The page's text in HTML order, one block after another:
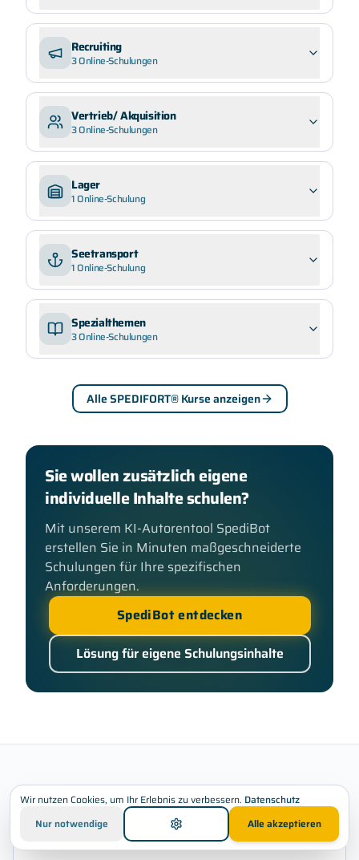
Recruiting
3Online-Schulungen
Vertrieb/ Akquisition
3Online-Schulungen
Lager
1Online-Schulung
Seetransport
1Online-Schulung
Spezialthemen
3Online-Schulungen
Alle SPEDIFORT® Kurse anzeigen
Sie wollen zusätzlich eigene
individuelle Inhalte schulen?
Mit unserem KI-Autorentool SpediBot
erstellen Sie in Minuten maßgeschneiderte
Schulungen für Ihre spezifischen
Anforderungen.
SpediBot entdecken
Lösung für eigene Schulungsinhalte
Neu bei SPEDIFORT®
Wir nutzen Cookies, um Ihr Erlebnis zu verbessern. Datenschutz
Nur notwendige
Alle akzeptieren